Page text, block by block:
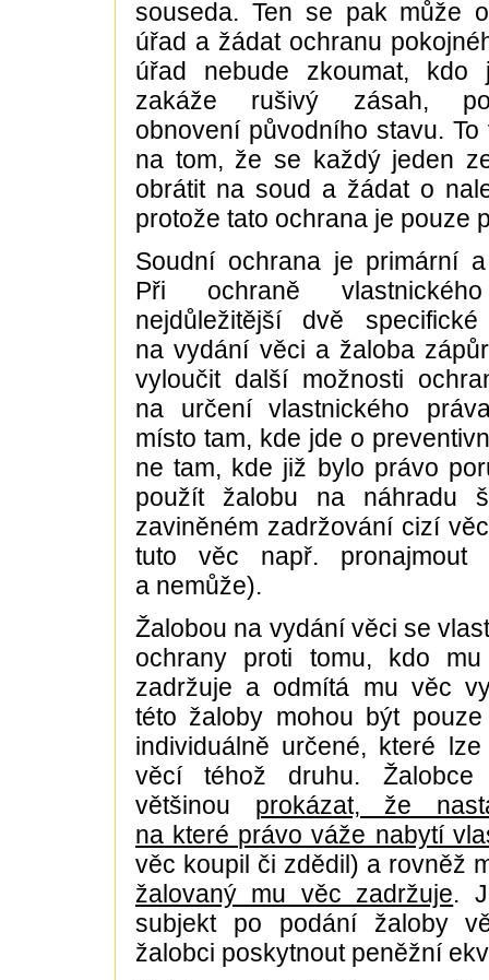
souseda. Ten se pak může
úřad a žádat ochranu
úřad nebude zkoumat,
zakáže rušivý zásah,
obnovení původního stavu.
na tom, že se každý jeden
obrátit na soud a žádat o
protože tato ochrana je pouze
Soudní ochrana je primární
Při ochraně
nejdůležitější dvě
na vydání věci a žaloba
vyloučit další možnosti
na určení vlastnického
místo tam, kde jde o
ne tam, kde již bylo právo
použít žalobu na náhradu
zaviněném zadržování cizí
tuto věc např. pronajmout
a nemůže).
Žalobou na vydání věci se
ochrany proti tomu, kdo
zadržuje a odmítá mu věc
této žaloby mohou být
individuálně určené, které
věcí téhož druhu. Žalobce
většinou prokázat, že
na které právo váže nabytí
věc koupil či zdědil) a rovněž
žalovaný mu věc zadržuje.
subjekt po podání žaloby
žalobci poskytnout peněžní